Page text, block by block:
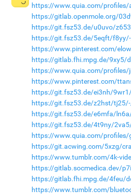
https://www.quia.com/profiles/
https://gitlab.openmole.org/
https://git.fsz53.de/u0uvo/
https://git.fsz53.de/5eqft/
https://www.pinterest.com/
https://gitlab.fhi.mpg.de/9xy5/
https://www.quia.com/profiles/
https://www.pinterest.com/
https://git.fsz53.de/ei3nh/
https://git.fsz53.de/z2hst/
https://git.fsz53.de/e6mfa/
https://git.fsz53.de/4t9ny/
https://www.quia.com/profiles/
https://git.acwing.com/5xzg/
https://www.tumblr.com/4k-
https://gitlab.socmedica.dev/
https://gitlab.fhi.mpg.de/4feu/
https://www.tumblr.com/